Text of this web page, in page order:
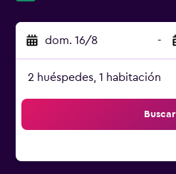
dom. 16/8 -
2 huéspedes, 1 habitación
Buscar